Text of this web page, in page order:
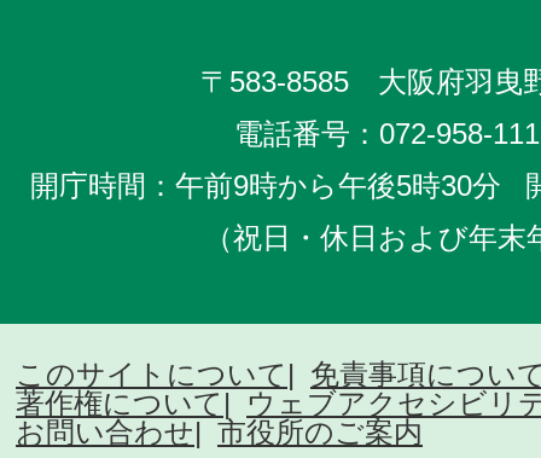
〒583-8585 大阪府羽曳
電話番号： 072-958-
開庁時間：午前9時から午後5時30分
（祝日・休日および年
このサイトについて
免責事項につい
著作権について
ウェブアクセシビリ
お問い合わせ
市役所のご案内